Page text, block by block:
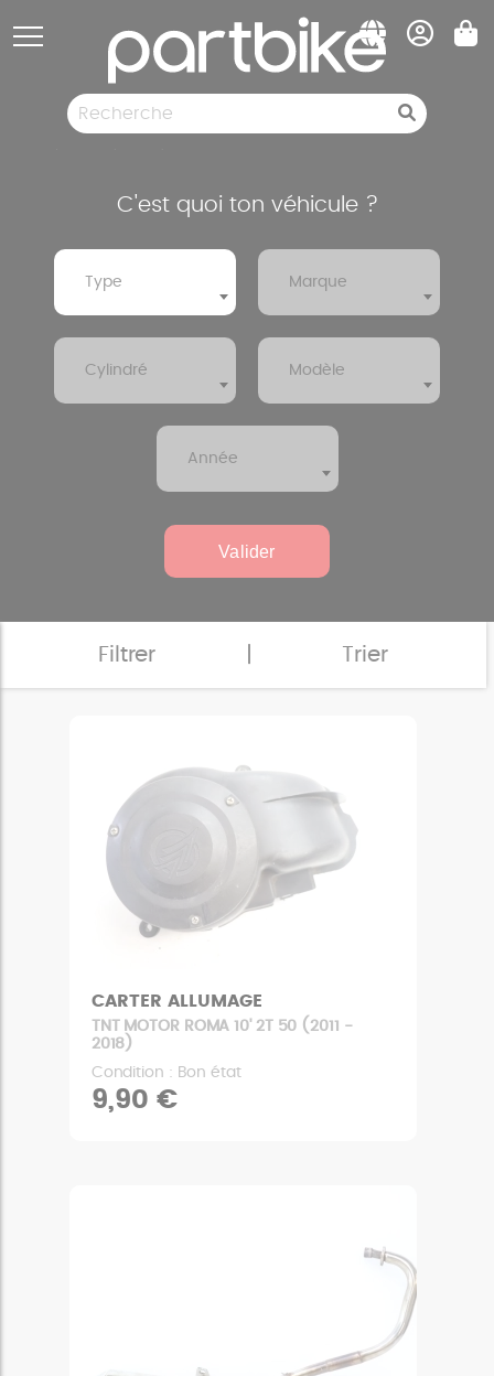
C'est quoi ton véhicule ?
Type Marque
Cylindré Modèle
Année
Valider
Filtrer Trier
CARTER ALLUMAGE
TNT MOTOR ROMA 10' 2T 50 (2011 -
2018)
Condition : Bon état
9,90 €